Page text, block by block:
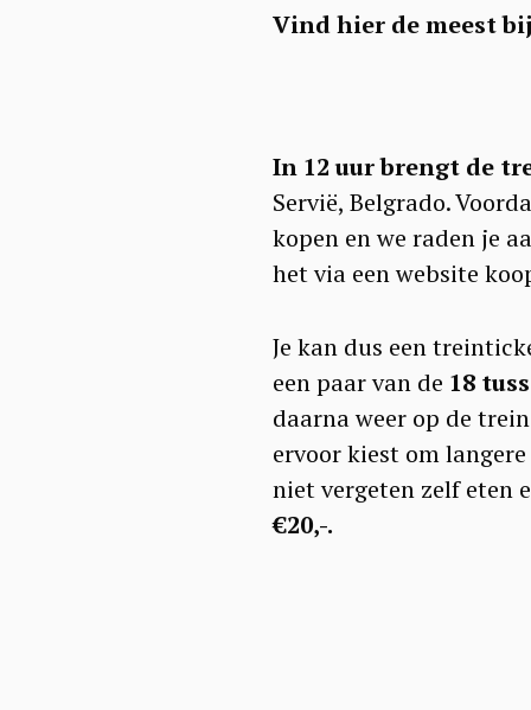
Vind hier de meest
In 12 uur brengt de
Servië, Belgrado.
kopen en we raden je
het via een website
Je kan dus een
een paar van de 18
daarna weer op de
ervoor kiest om
niet vergeten zelf eten
€20,-.